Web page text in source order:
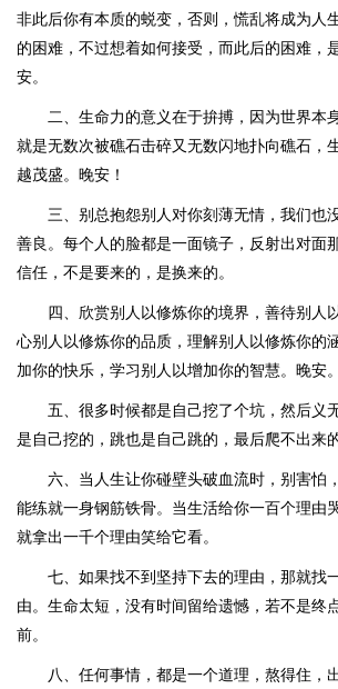
非此后你有本质的蜕变，否则，慌乱将成为人
的困难，不过想着如何接受，而此后的困难，
安。
二、生命力的意义在于拚搏，因为世界本
就是无数次被礁石击碎又无数闪地扑向礁石，
越茂盛。晚安！
三、别总抱怨别人对你刻薄无情，我们也
善良。每个人的脸都是一面镜子，反射出对面
信任，不是要来的，是换来的。
四、欣赏别人以修炼你的境界，善待别人
心别人以修炼你的品质，理解别人以修炼你的
加你的快乐，学习别人以增加你的智慧。晚安。
五、很多时候都是自己挖了个坑，然后义
是自己挖的，跳也是自己跳的，最后爬不出来
六、当人生让你碰壁头破血流时，别害怕
能练就一身钢筋铁骨。当生活给你一百个理由
就拿出一千个理由笑给它看。
七、如果找不到坚持下去的理由，那就找
由。生命太短，没有时间留给遗憾，若不是终
前。
八、任何事情，都是一个道理，熬得住，